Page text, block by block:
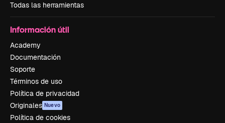
Todas las herramientas
Información útil
Academy
Documentación
Soporte
Términos de uso
Política de privacidad
Originales Nuevo
Política de cookies